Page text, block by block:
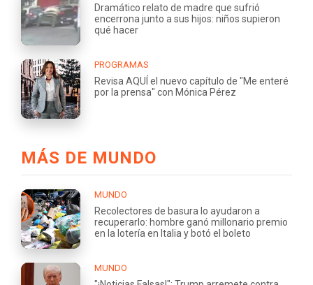
Dramático relato de madre que sufrió
encerrona junto a sus hijos: niños supieron
qué hacer
PROGRAMAS
Revisa AQUÍ el nuevo capítulo de "Me enteré
por la prensa" con Mónica Pérez
MÁS DE MUNDO
MUNDO
Recolectores de basura lo ayudaron a
recuperarlo: hombre ganó millonario premio
en la lotería en Italia y botó el boleto
MUNDO